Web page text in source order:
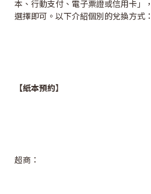
本、行動支付、電子票證或信用卡」
選擇即可。以下介紹個別的兌換方式：
【紙本預約】
超商：